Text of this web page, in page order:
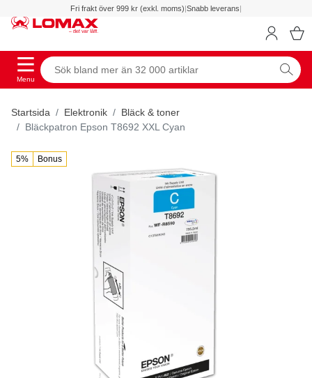
Fri frakt över 999 kr (exkl. moms)|Snabb leverans|
Menu
Startsida Elektronik
Bläck & toner
Bläckpatron Epson T8692 XXL Cyan
5% Bonus